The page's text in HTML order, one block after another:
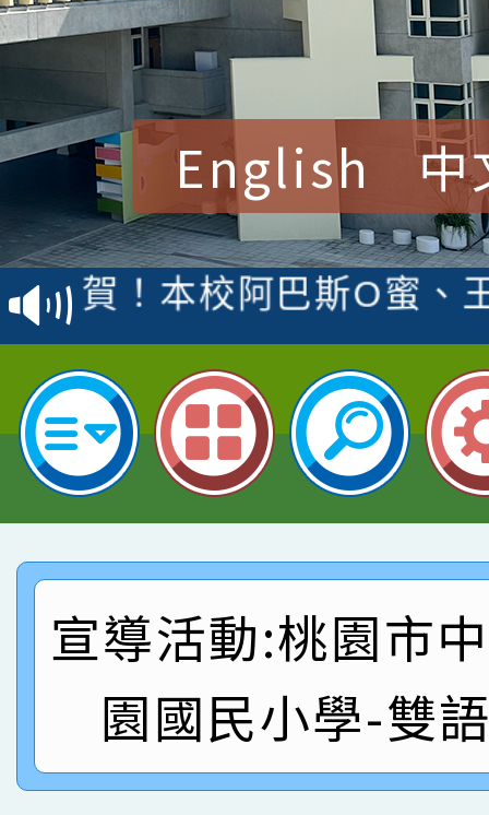
English 中
賀！本校參加桃園市中
賽 洪綺君教師榮獲社
名
賀！本校阿巴斯O蜜、
倩參加桃園市科展 國
名 指導老師王老師、
賀！本校四年二班張O
園市英語競賽國小朗讀
指導老師林老師
賀！本校參加桃園市中
賽 劉文瑛教師榮獲教
臺灣台語-第二名
賀！本校參與2026世
市賽榮獲科學小創客佳
賀！本校參加桃園市中
名
倩參加桃園市科展 國
名 指導老師王老師、
賀！本校四年二班張O
園市英語競賽國小朗
指導老師林老師
賀！本校參加桃園市中
賽 劉文瑛教師榮獲教
賀！本校參與2026世
宣導活動:桃園市
園國民小學-雙